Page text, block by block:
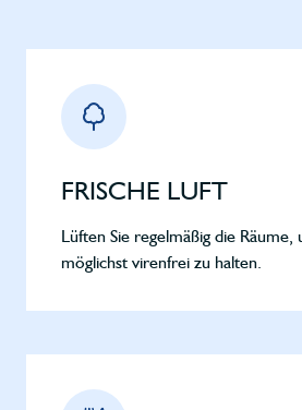
FRISCHE LUFT
Lüften Sie regelmäßig die Räume,
möglichst virenfrei zu halten.